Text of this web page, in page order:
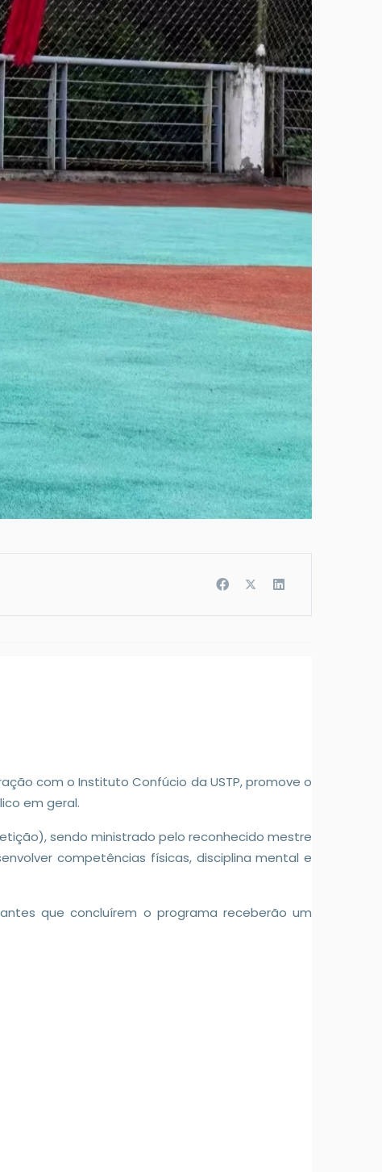
com o Instituto Confúcio da USTP, promove o
em geral.
sendo ministrado pelo reconhecido mestre
competências físicas, disciplina mental e
que concluírem o programa receberão um